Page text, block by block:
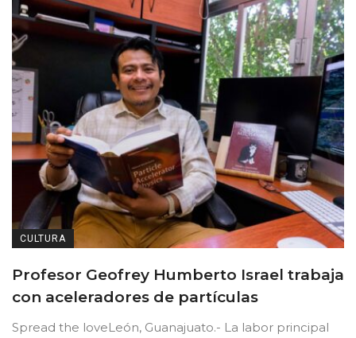
CULTURA
Profesor Geofrey Humberto Israel trabaja
con aceleradores de partículas
Spread the loveLeón, Guanajuato.- La labor principal